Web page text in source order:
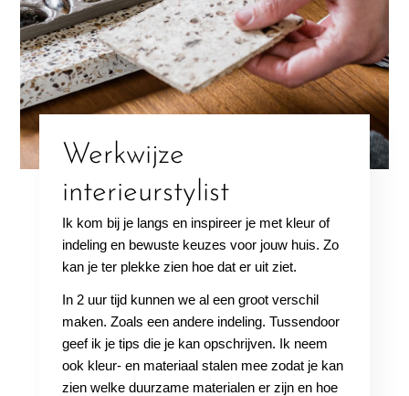
Werkwijze
interieurstylist
Ik kom bij je langs en inspireer je met kleur of
indeling en bewuste keuzes voor jouw huis. Zo
kan je ter plekke zien hoe dat er uit ziet.
In 2 uur tijd kunnen we al een groot verschil
maken. Zoals een andere indeling. Tussendoor
geef ik je tips die je kan opschrijven. Ik neem
ook kleur- en materiaal stalen mee zodat je kan
zien welke duurzame materialen er zijn en hoe